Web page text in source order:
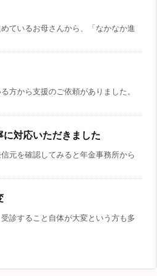
ているお母さんから、「なかなか進
方から支援のご依頼がありました。
対応いただきました
元を確認してみると年金事務所から
診すること自体が大変という方も多